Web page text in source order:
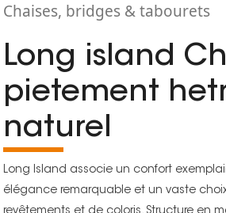
Chaises, bridges & tabourets
Long island
pietement
naturel
Long Island associe un confort
élégance remarquable et un vaste